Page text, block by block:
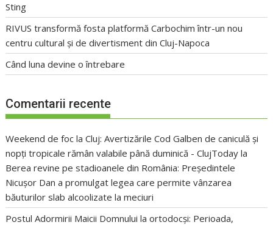
Sting
RIVUS transformă fosta platformă Carbochim într-un nou
centru cultural și de divertisment din Cluj-Napoca
Când luna devine o întrebare
Comentarii recente
Weekend de foc la Cluj: Avertizările Cod Galben de caniculă și
nopți tropicale rămân valabile până duminică - ClujToday la
Berea revine pe stadioanele din România: Președintele
Nicușor Dan a promulgat legea care permite vânzarea
băuturilor slab alcoolizate la meciuri
Postul Adormirii Maicii Domnului la ortodocși: Perioada,